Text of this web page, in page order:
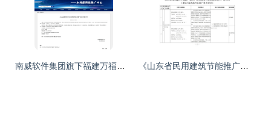
南威软件集团旗下福建万福信息技术“水库智慧管理系统”入选《2024年度水利先进实用技术重点推广指导目录》 《山东省民用建筑节能推广使用、限制使用和禁止使用技术产品目录(建筑门窗与配件类)》发布，引领绿色建筑技术革新